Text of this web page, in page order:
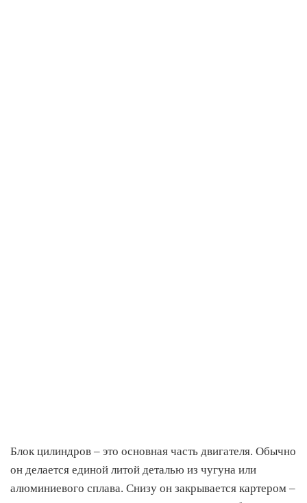
Блок цилиндров – это основная часть двигателя. Обычно
он делается единой литой деталью из чугуна или
алюминиевого сплава. Снизу он закрывается картером –